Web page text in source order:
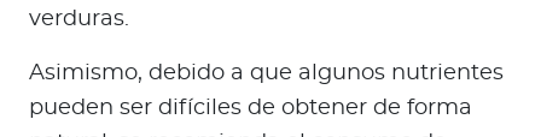
verduras.
Asimismo, debido a que algunos nutrientes
pueden ser difíciles de obtener de forma